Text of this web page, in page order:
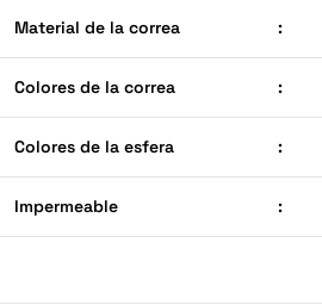
Material de la correa :
Colores de la correa :
Colores de la esfera :
Impermeable :